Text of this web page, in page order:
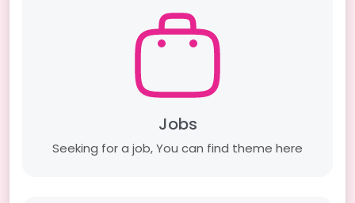
Jobs
Seeking for a job, You can find theme here